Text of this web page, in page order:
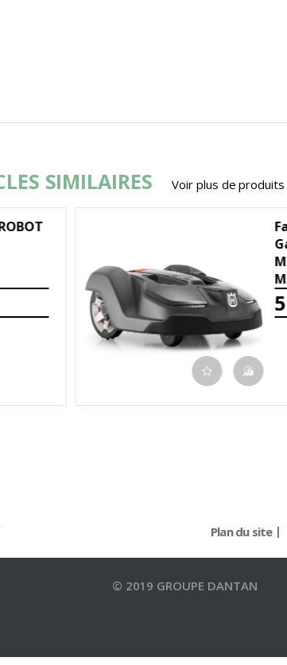
SIMILAIRES Voir plus de produits
Famille TONDEUSE
Marque HUSQVARNA
Modèle AM 450X
5 199€
Plan du site
© 2019 GROUPE DANTAN